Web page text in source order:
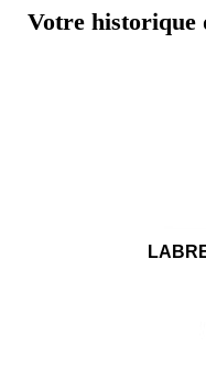
Votre historique